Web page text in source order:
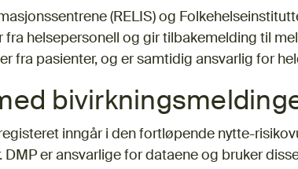
(RELIS) og
fra helsepersonell og gir tilbakemelding til
fra pasienter, og er samtidig ansvarlig for
inngår i den fortløpende nytte-
er ansvarlige for dataene og bruker